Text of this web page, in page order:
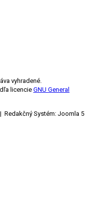
vyhradené.
licencie GNU General
| Redakčný Systém: Joomla 5